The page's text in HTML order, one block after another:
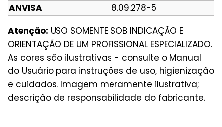
ANVISA
8.09.278-5
Atenção: USO SOMENTE SOB INDICAÇÃO E
ORIENTAÇÃO DE UM PROFISSIONAL ESPECIALIZADO.
As cores são ilustrativas - consulte o Manual
do Usuário para instruções de uso, higienização
e cuidados. Imagem meramente ilustrativa;
descrição de responsabilidade do fabricante.